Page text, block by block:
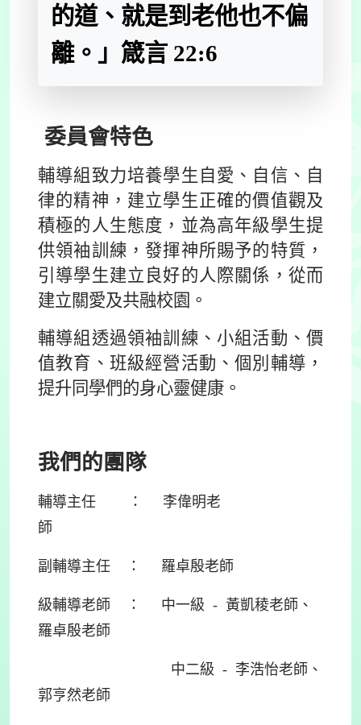
的道、就是到老他也不偏
離。」箴言 22:6
委員會特色
輔導組致力培養學生自愛、自信、自
律的精神，建立學生正確的價值觀及
積極的人生態度，並為高年級學生提
供領袖訓練，發揮神所賜予的特質，
引導學生建立良好的人際關係，從而
建立關愛及共融校園。
輔導組透過領袖訓練、小組活動、價
值教育、班級經營活動、個別輔導，
提升同學們的身心靈健康。
我們的團隊
輔導主任 ： 李偉明老
師
副輔導主任 ： 羅卓殷老師
級輔導老師 ： 中一級 - 黃凱稜老師、
羅卓殷老師
中二級 - 李浩怡老師、
郭亨然老師